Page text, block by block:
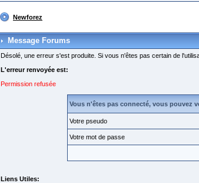
Newforez
Message Forums
Désolé, une erreur s'est produite. Si vous n'êtes pas certain de
L'erreur renvoyée est:
Permission refusée
Vous n'êtes pas connecté, vous pouvez
Votre pseudo
Votre mot de passe
Liens Utiles: